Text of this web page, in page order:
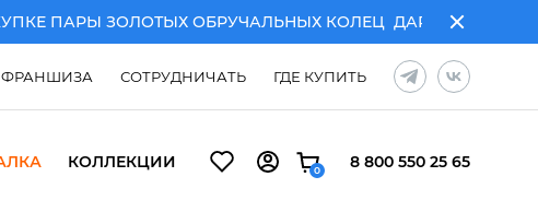
ПАРЫ ЗОЛОТЫХ ОБРУЧАЛЬНЫХ КОЛЕЦДАРИМ
ФРАНШИЗА СОТРУДНИЧАТЬ ГДЕ КУПИТЬ
КОЛЛЕКЦИИ 0 8 800 550 25 65